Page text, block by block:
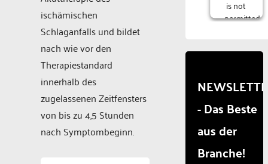
ischämischen
Schlaganfalls und bildet
nach wie vor den
Therapiestandard
innerhalb des
zugelassenen Zeitfensters
von bis zu 4,5 Stunden
nach Symptombeginn.
is not
permitted
due to
that
are
not
disclosed
to the
The
- Das Beste
aus der
Branche!